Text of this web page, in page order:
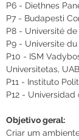
P6 - Diethnes
P7 - Budapesti
P8 - Université
P9 - Universite
P10 - ISM
Universitetas,
P11 - Instituto
P12 - Universidad
Objetivo geral:
Criar um